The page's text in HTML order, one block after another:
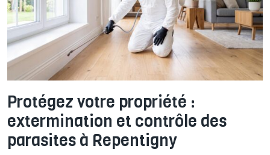
Protégez votre propriété :
extermination et contrôle des
parasites à Repentigny